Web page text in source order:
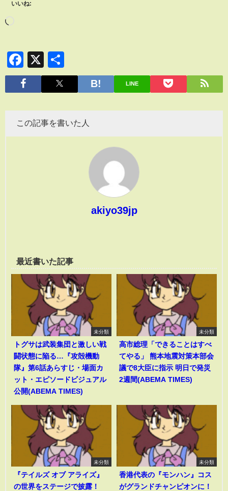
いいね:
Facebook
X
有
LINE
この記事を書いた人
akiyo39jp
最近書いた記事
未分類
トグサは武装集団と激しい戦
闘状態に陥る…『攻殻機動
隊』第6話あらすじ・場面カ
ット・エピソードビジュアル
公開(ABEMA TIMES)
未分類
高市総理「できることはすべ
てやる」 熊本地震対策本部会
議で8大臣に指示 明日で発災
2週間(ABEMA TIMES)
未分類
『テイルズ オブ アライズ』
の世界をステージで披露！
未分類
香港代表の『モンハン』コス
がグランドチャンピオンに！